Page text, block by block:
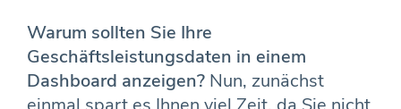
Warum sollten Sie Ihre
Geschäftsleistungsdaten in einem
Dashboard anzeigen? Nun, zunächst